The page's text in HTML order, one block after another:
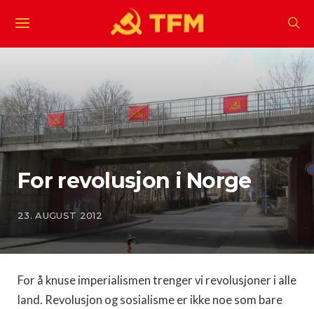
For revolusjon i Norge
23. AUGUST 2012
For å knuse imperialismen trenger vi revolusjoner i alle
land. Revolusjon og sosialisme er ikke noe som bare